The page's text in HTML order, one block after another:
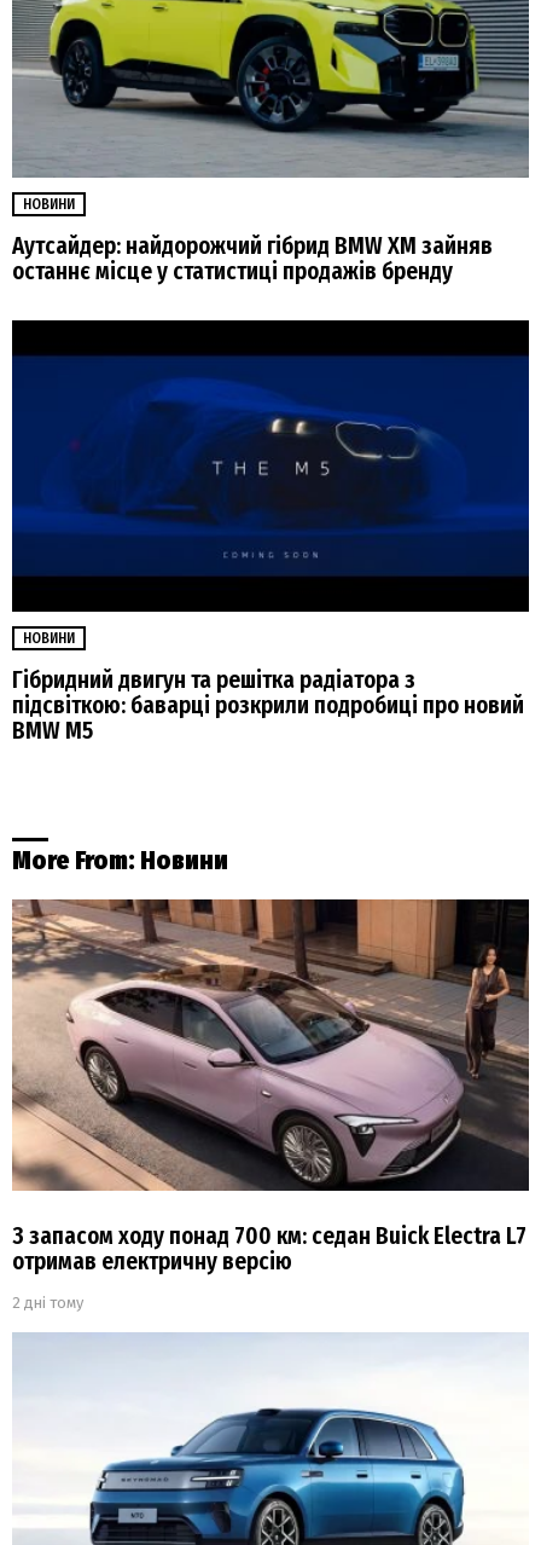
НОВИНИ
Аутсайдер: найдорожчий гібрид BMW XM зайняв
останнє місце у статистиці продажів бренду
НОВИНИ
Гібридний двигун та решітка радіатора з
підсвіткою: баварці розкрили подробиці про новий
BMW M5
More From: Новини
З запасом ходу понад 700 км: седан Buick Electra L7
отримав електричну версію
2 дні тому